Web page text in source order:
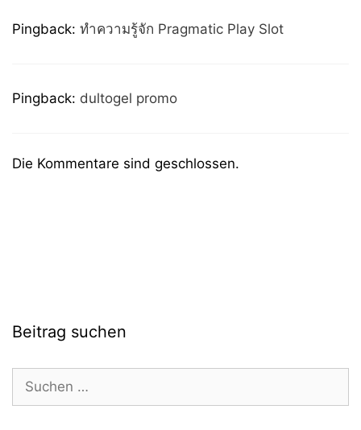
Pingback: ทำความรู้จัก Pragmatic Play Slot
Pingback: dultogel promo
Die Kommentare sind geschlossen.
Beitrag suchen
Suchen
nach: